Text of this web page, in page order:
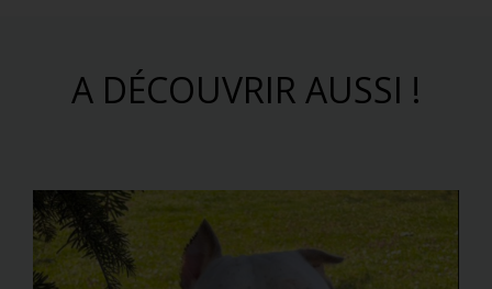
A DÉCOUVRIR AUSSI !